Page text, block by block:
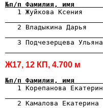
№п/п Фамилия, имя
1 Жуйкова Ксения
2 Владыкина
Ж17, 12 КП, 4.700 м
№п/п Фамилия, имя
1 Корепанова
2 Камалова